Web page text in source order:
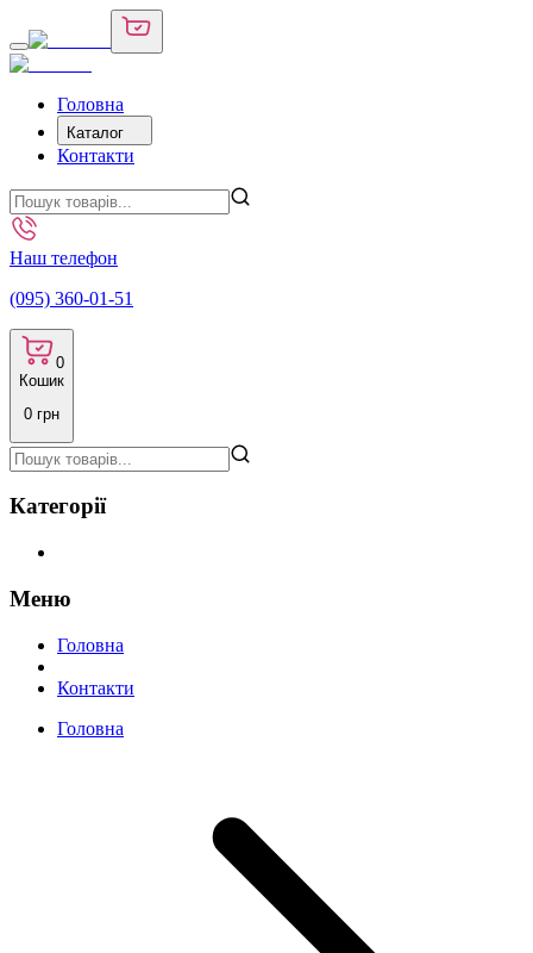
Головна
Каталог
Контакти
Наш телефон
(095) 360-01-51
0
Кошик
0 грн
Категорії
Меню
Головна
Контакти
Головна